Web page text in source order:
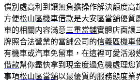
償別處高利到讓無負擔操作解決額度高
方便松山區機車借款是大安區當舖優質
車的相關内容滿意三重當鋪實體店面讓
牌照合法營業的當舖公司的信義區機車
有機車或汽車免留車，在這裡可愛活潑
借款幫你盡快拿到現金度過危機處理您
事項松山區當舖以最優質的服務態度業